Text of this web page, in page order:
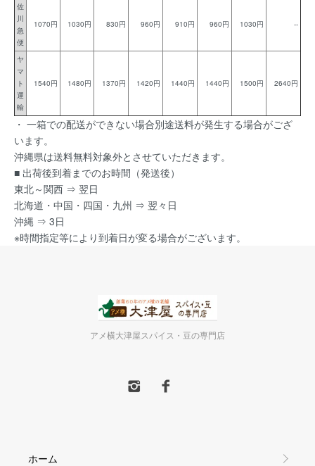
佐
川
急
便
1070円 1030円 830円 960円 910円 960円 1030円 --
ヤ
マ
ト
運
輸
1540円 1480円 1370円 1420円 1440円 1440円 1500円 2640円
・ 一箱での配送ができない場合別途送料が発生する場合がござ
います。
沖縄県は送料無料対象外とさせていただきます。
■ 出荷後到着までのお時間（発送後）
東北～関西 ⇒ 翌日
北海道・中国・四国・九州 ⇒ 翌々日
沖縄 ⇒ 3日
※時間指定等により到着日が変る場合がございます。
アメ横大津屋スパイス・豆の専門店
ホーム